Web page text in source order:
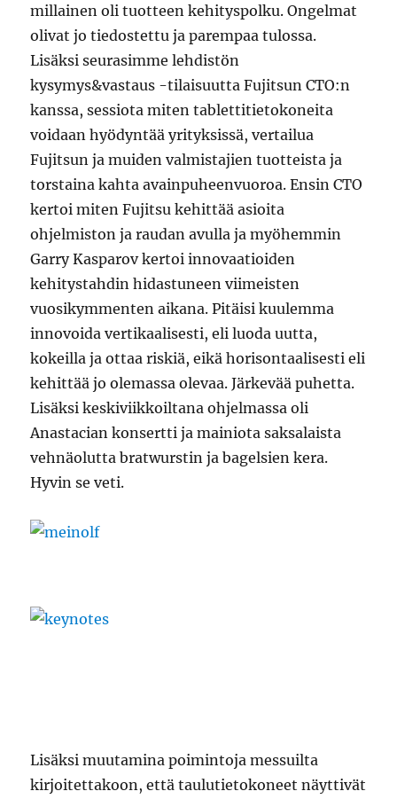
millainen oli tuotteen kehityspolku. Ongelmat
olivat jo tiedostettu ja parempaa tulossa.
Lisäksi seurasimme lehdistön
kysymys&vastaus -tilaisuutta Fujitsun CTO:n
kanssa, sessiota miten tablettitietokoneita
voidaan hyödyntää yrityksissä, vertailua
Fujitsun ja muiden valmistajien tuotteista ja
torstaina kahta avainpuheenvuoroa. Ensin CTO
kertoi miten Fujitsu kehittää asioita
ohjelmiston ja raudan avulla ja myöhemmin
Garry Kasparov kertoi innovaatioiden
kehitystahdin hidastuneen viimeisten
vuosikymmenten aikana. Pitäisi kuulemma
innovoida vertikaalisesti, eli luoda uutta,
kokeilla ja ottaa riskiä, eikä horisontaalisesti eli
kehittää jo olemassa olevaa. Järkevää puhetta.
Lisäksi keskiviikkoiltana ohjelmassa oli
Anastacian konsertti ja mainiota saksalaista
vehnäolutta bratwurstin ja bagelsien kera.
Hyvin se veti.
Lisäksi muutamina poimintoja messuilta
kirjoitettakoon, että taulutietokoneet näyttivät